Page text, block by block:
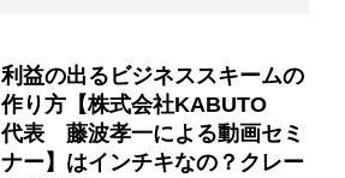
利益の出るビジネススキームの
作り方【株式会社KABUTO
代表 藤波孝一による動画セミ
ナー】はインチキなの？クレー